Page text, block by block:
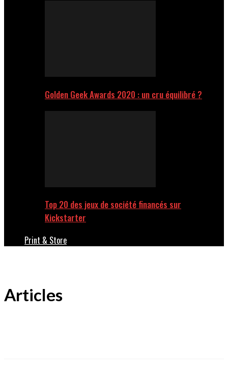
Golden Geek Awards 2020 : un cru équilibré ?
Top 20 des jeux de société financés sur
Kickstarter
Print & Store
Articles